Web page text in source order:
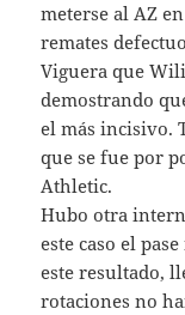
meterse al AZ
remates
Viguera que
demostrando
el más incisivo.
que se fue por
Athletic.
Hubo otra
este caso el
este resultado,
rotaciones no